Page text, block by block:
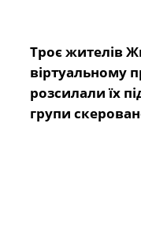
Троє жителів
віртуальному
розсилали їх
групи